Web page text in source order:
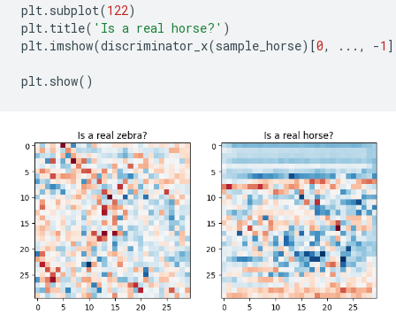
plt . subplot(122)
plt . title( 'Is a real horse?' )
plt . imshow(discriminator_x(sample_horse)[0, ..., -1
plt . show()